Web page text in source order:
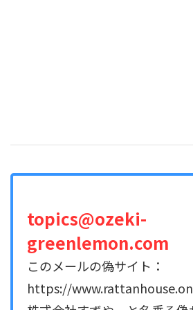
topics@ozeki-
greenlemon.com
このメールの偽サイト：
https://